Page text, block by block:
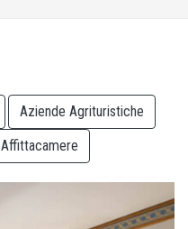
Aziende Agrituristiche
Affittacamere